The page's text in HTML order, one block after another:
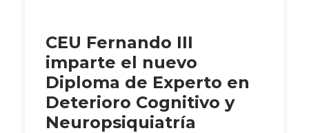
CEU Fernando III
imparte el nuevo
Diploma de Experto en
Deterioro Cognitivo y
Neuropsiquiatría